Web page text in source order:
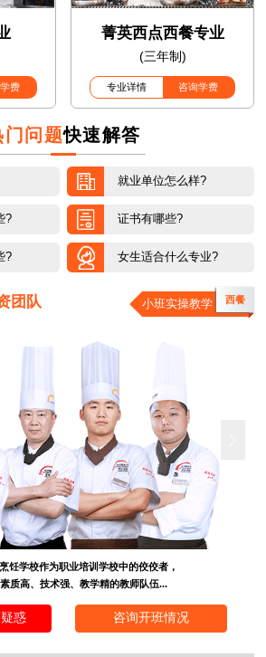
费
菁英西点西餐专业
(三年制)
专业详情 咨询学费
门问题快速解答
就业单位怎么样?
? 证书有哪些?
? 女生适合什么专业?
团队 小班实操教学 西餐
饪学校作为职业培训学校中的佼佼者，
质高、技术强、教学精的教师队伍...
惑 咨询开班情况